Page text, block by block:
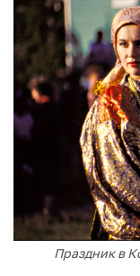
Праздник в